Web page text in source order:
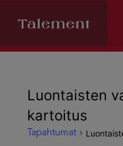
Luontaisten
kartoitus
Tapahtumat